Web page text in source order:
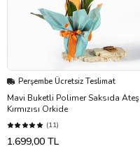
Perşembe Ücretsiz Teslimat
Mavi Buketli Polimer Saksıda Ateş
Kırmızısı Orkide
(11)
1.699,00 TL